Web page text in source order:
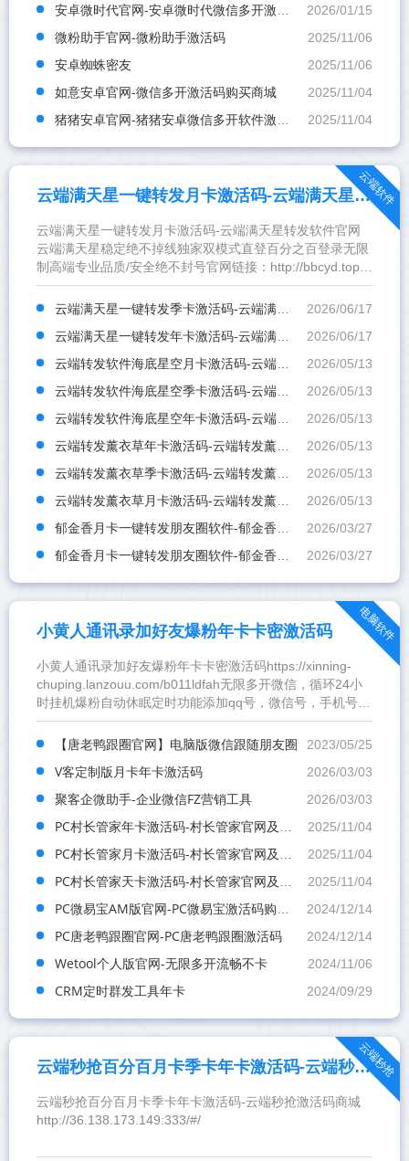
2026/01/15
安卓微时代官网-安卓微时代微信多开激活码商城
2025/11/06
微粉助手官网-微粉助手激活码
2025/11/06
安卓蜘蛛密友
2025/11/04
如意安卓官网-微信多开激活码购买商城
2025/11/04
猪猪安卓官网-猪猪安卓微信多开软件激活码商城
云端软件
云端满天星一键转发月卡激活码-云端满天星转发软件官网
云端满天星一键转发月卡激活码-云端满天星转发软件官网
云端满天星稳定绝不掉线独家双模式直登百分之百登录无限
制高端专业品质/安全绝不封号官网链接：http://bbcyd.top/
备用防屏蔽链接：http://103.236.88.15:8081/index视频教
程
2026/06/17
云端满天星一键转发季卡激活码-云端满天星转发软件官网
2026/06/17
云端满天星一键转发年卡激活码-云端满天星转发软件官网
2026/05/13
云端转发软件海底星空月卡激活码-云端转发软件海底星空官网
2026/05/13
云端转发软件海底星空季卡激活码-云端转发软件海底星空官网
2026/05/13
云端转发软件海底星空年卡激活码-云端转发软件海底星空官网
2026/05/13
云端转发薰衣草年卡激活码-云端转发薰衣草官网
2026/05/13
云端转发薰衣草季卡激活码-云端转发薰衣草官网
2026/05/13
云端转发薰衣草月卡激活码-云端转发薰衣草官网
2026/03/27
郁金香月卡一键转发朋友圈软件-郁金香年卡一键转发朋友圈软件激活码购买
2026/03/27
郁金香月卡一键转发朋友圈软件-郁金香季卡一键转发朋友圈软件激活码购买
电脑软件
小黄人通讯录加好友爆粉年卡卡密激活码
小黄人通讯录加好友爆粉年卡卡密激活码https://xinning-
chuping.lanzouu.com/b011ldfah无限多开微信，循环24小
时挂机爆粉自动休眠定时功能添加qq号，微信号，手机号爆
粉自动回复好友消息，群消息，图灵机器人设置间隔时间自
动收款，新好友自动回复自动备注，自定义备注检测微信号
2023/05/25
【唐老鸭跟圈官网】电脑版微信跟随朋友圈
2026/03/03
V客定制版月卡年卡激活码
2026/03/03
聚客企微助手-企业微信FZ营销工具
2025/11/04
PC村长管家年卡激活码-村长管家官网及下载地址
2025/11/04
PC村长管家月卡激活码-村长管家官网及下载地址
2025/11/04
PC村长管家天卡激活码-村长管家官网及下载地址
2024/12/14
PC微易宝AM版官网-PC微易宝激活码购买网站
2024/12/14
PC唐老鸭跟圈官网-PC唐老鸭跟圈激活码
2024/11/06
Wetool个人版官网-无限多开流畅不卡
2024/09/29
CRM定时群发工具年卡
云端秒抢
云端秒抢百分百月卡季卡年卡激活码-云端秒抢激活码商城
云端秒抢百分百月卡季卡年卡激活码-云端秒抢激活码商城
http://36.138.173.149:333/#/